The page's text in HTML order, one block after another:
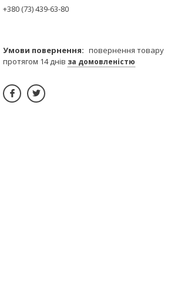
+380 (73) 439-63-80
повернення товару
протягом 14 днів за домовленістю